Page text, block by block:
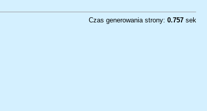
Czas generowania strony: 0.757sek